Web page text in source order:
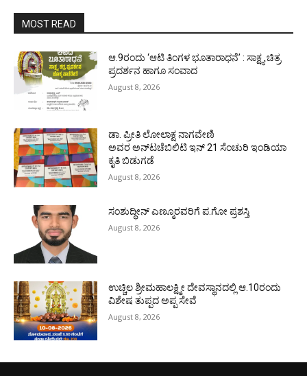
MOST READ
ಆ.9ರಂದು ‘ಆಟಿ ತಿಂಗಳ ಭೂತಾರಾಧನೆ’ : ಸಾಕ್ಷ್ಯ ಚಿತ್ರ
ಪ್ರದರ್ಶನ ಹಾಗೂ ಸಂವಾದ
August 8, 2026
ಡಾ. ಪ್ರೀತಿ ಲೋಲಾಕ್ಷ ನಾಗವೇಣಿ
ಅವರ ಅನ್‌ಟಚೆಬಿಲಿಟಿ ಇನ್ 21 ಸೆಂಚುರಿ ಇಂಡಿಯಾ
ಕೃತಿ ಬಿಡುಗಡೆ
August 8, 2026
ಸಂಶುದ್ಧೀನ್ ಎಣ್ಮೂರವರಿಗೆ ಪ.ಗೋ ಪ್ರಶಸ್ತಿ
August 8, 2026
ಉಚ್ಚಿಲ ಶ್ರೀಮಹಾಲಕ್ಷ್ಮೀ ದೇವಸ್ಥಾನದಲ್ಲಿ ಆ.10ರಂದು
ವಿಶೇಷ ತುಪ್ಪದ ಅಪ್ಪ ಸೇವೆ
August 8, 2026